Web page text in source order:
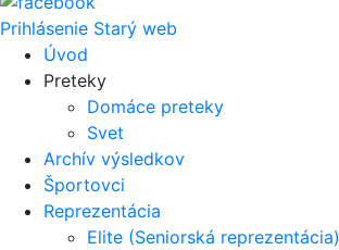
Prihlásenie Starý web
Úvod
Preteky
Domáce preteky
Svet
Archív výsledkov
Športovci
Reprezentácia
Elite (Seniorská reprezentácia)